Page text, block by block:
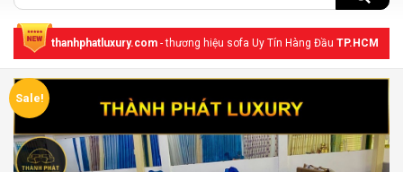
thanhphatluxury.com - thương hiệu sofa Uy Tín Hàng Đầu TP.HCM
Sale!